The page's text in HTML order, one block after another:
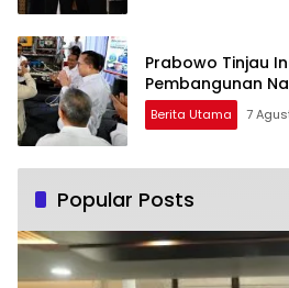
Prabowo Tinjau
Pembangunan
Berita Utama 7
Popular Posts